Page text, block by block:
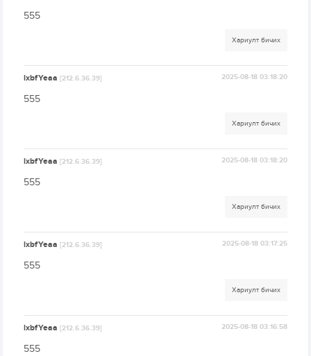
555
Хариулт бичих
lxbfYeaa[212.6.36.39] 2025-08-18 03:18:20
555
Хариулт бичих
lxbfYeaa[212.6.36.39] 2025-08-18 03:18:20
555
Хариулт бичих
lxbfYeaa[212.6.36.39] 2025-08-18 03:17:25
555
Хариулт бичих
lxbfYeaa[212.6.36.39] 2025-08-18 03:16:58
555